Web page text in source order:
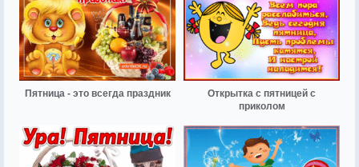
Пятница - это всегда праздник
Открытка с пятницей с
приколом